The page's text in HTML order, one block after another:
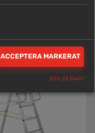
ACCEPTERA MARKERAT
Körs på Klaro!